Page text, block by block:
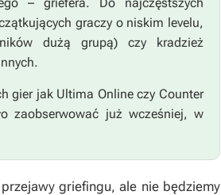
graczy o niskim levelu,
dużą grupą) czy kradzież
gier jak Ultima Onlineczy Counter
zaobserwować już wcześniej, w
griefingu, ale nie będziemy